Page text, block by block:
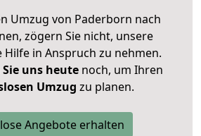
Umzug von Paderborn nach
zögern Sie nicht, unsere
in Anspruch zu nehmen.
uns heutenoch, um Ihren
Umzug zu planen.
Angebote erhalten